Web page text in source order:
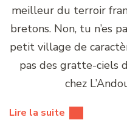
meilleur du terroir
bretons. Non, tu n’es
petit village de
pas des gratte-ciels
chez
Lire la suite